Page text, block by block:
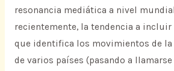
resonancia mediática a nivel
recientemente, la tendencia a incluir
que identifica los movimientos de la
de varios países (pasando a llamarse